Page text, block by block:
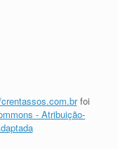
foi
- Atribuição-